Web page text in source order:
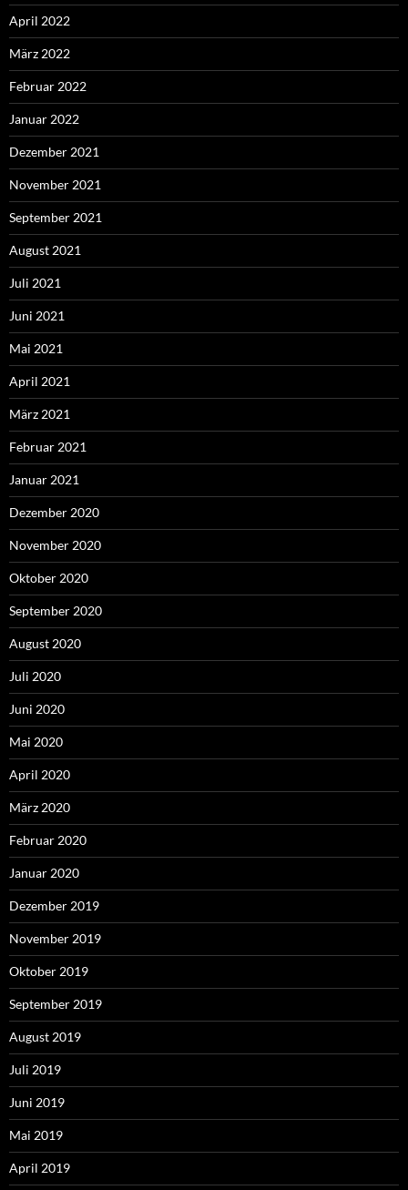
April 2022
März 2022
Februar 2022
Januar 2022
Dezember 2021
November 2021
September 2021
August 2021
Juli 2021
Juni 2021
Mai 2021
April 2021
März 2021
Februar 2021
Januar 2021
Dezember 2020
November 2020
Oktober 2020
September 2020
August 2020
Juli 2020
Juni 2020
Mai 2020
April 2020
März 2020
Februar 2020
Januar 2020
Dezember 2019
November 2019
Oktober 2019
September 2019
August 2019
Juli 2019
Juni 2019
Mai 2019
April 2019